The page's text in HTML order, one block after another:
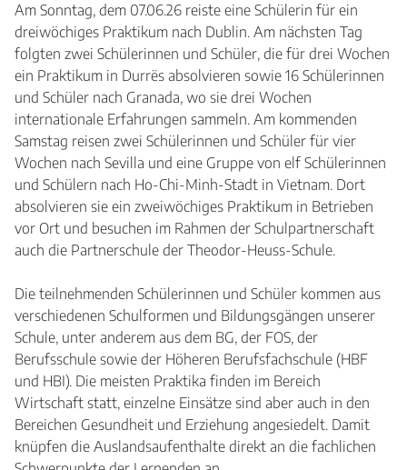
Am Sonntag, dem 07.06.26 reiste eine Schülerin für ein
dreiwöchiges Praktikum nach Dublin. Am nächsten Tag
folgten zwei Schülerinnen und Schüler, die für drei Wochen
ein Praktikum in Durrës absolvieren sowie 16 Schülerinnen
und Schüler nach Granada, wo sie drei Wochen
internationale Erfahrungen sammeln. Am kommenden
Samstag reisen zwei Schülerinnen und Schüler für vier
Wochen nach Sevilla und eine Gruppe von elf Schülerinnen
und Schülern nach Ho-Chi-Minh-Stadt in Vietnam. Dort
absolvieren sie ein zweiwöchiges Praktikum in Betrieben
vor Ort und besuchen im Rahmen der Schulpartnerschaft
auch die Partnerschule der Theodor-Heuss-Schule.
Die teilnehmenden Schülerinnen und Schüler kommen aus
verschiedenen Schulformen und Bildungsgängen unserer
Schule, unter anderem aus dem BG, der FOS, der
Berufsschule sowie der Höheren Berufsfachschule (HBF
und HBI). Die meisten Praktika finden im Bereich
Wirtschaft statt, einzelne Einsätze sind aber auch in den
Bereichen Gesundheit und Erziehung angesiedelt. Damit
knüpfen die Auslandsaufenthalte direkt an die fachlichen